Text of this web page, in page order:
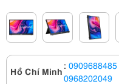
Hồ Chí Minh : 0909688485
0968202049